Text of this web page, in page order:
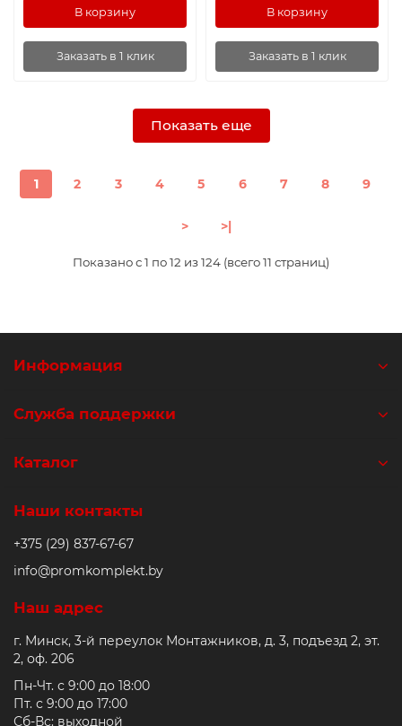
В корзину
Заказать в 1 клик
В корзину
Заказать в 1 клик
Показать еще
1 2 3 4 5 6 7 8 9
> >|
Показано с 1 по 12 из 124 (всего 11 страниц)
Информация
Служба поддержки
Каталог
Наши контакты
+375 (29) 837-67-67
info@promkomplekt.by
Наш адрес
г. Минск, 3-й переулок Монтажников, д. 3, подъезд 2, эт.
2, оф. 206
Пн-Чт. с 9:00 до 18:00
Пт. с 9:00 до 17:00
Сб-Вс: выходной